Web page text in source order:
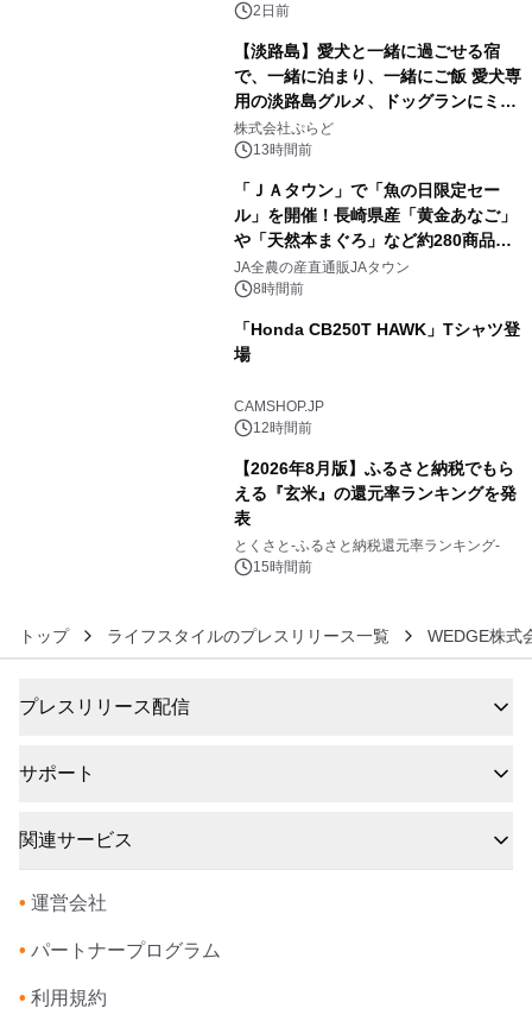
ボグッズも発売決定！
2日前
【淡路島】愛犬と一緒に過ごせる宿
で、一緒に泊まり、一緒にご飯 愛犬専
用の淡路島グルメ、ドッグランにミニ
プール グランピングとトレーラーハウ
スの2施設で
株式会社ぷらど
13時間前
「ＪＡタウン」で「魚の日限定セー
ル」を開催！長崎県産「黄金あなご」
や「天然本まぐろ」など約280商品を
販売！～毎月１０日の定例企画～
JA全農の産直通販JAタウン
8時間前
「Honda CB250T HAWK」Tシャツ登
場
CAMSHOP.JP
12時間前
【2026年8月版】ふるさと納税でもら
える『玄米』の還元率ランキングを発
表
とくさと-ふるさと納税還元率ランキング-
15時間前
トップ ライフスタイルのプレスリリース一覧 WEDGE株式
プレスリリース配信
サポート
関連サービス
• 運営会社
• パートナープログラム
• 利用規約